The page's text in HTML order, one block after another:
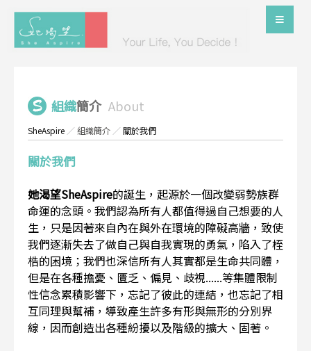
組織簡介 About
SheAspire ／組織簡介 ／關於我們
關於我們
她渴望SheAspire的誕生，起源於一個改變弱勢族群
命運的念頭。我們認為所有人都值得過自己想要的人
生，只是因著來自內在與外在環境的障礙高牆，致使
我們逐漸失去了做自己與自我實現的勇氣，陷入了桎
梏的困境；我們也深信所有人其實都是生命共同體，
但是在各種擔憂、匱乏、偏見、歧視......等集體限制
性信念累積影響下，忘記了彼此的連結，也忘記了相
互同理與幫補，導致產生許多有形與無形的分別界
線，因而創造出各種紛擾以及階級的擴大、固著。